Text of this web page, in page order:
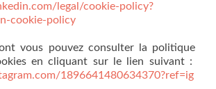
legal/cookie-policy?
cookie-policy
vous pouvez consulter la politique
en cliquant sur le lien suivant :
1896641480634370?ref=ig